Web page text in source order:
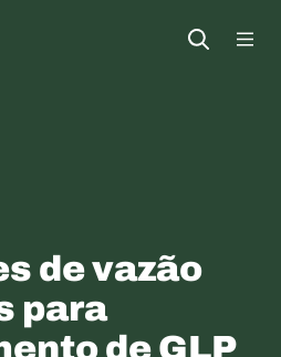
Open
de vazão
para
de GLP